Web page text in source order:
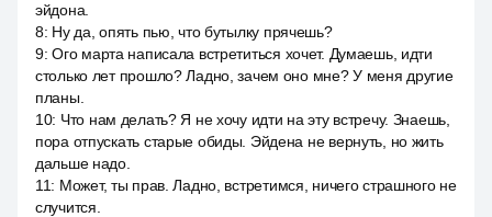
эйдона.
8: Ну да, опять пью, что бутылку прячешь?
9:Ого марта написала встретиться хочет. Думаешь, идти
столько лет прошло? Ладно, зачем оно мне? У меня другие
планы.
10: Что нам делать? Я не хочу идти на эту встречу. Знаешь,
пора отпускать старые обиды. Эйдена не вернуть, но жить
дальше надо.
11: Может, ты прав. Ладно, встретимся, ничего страшного не
случится.